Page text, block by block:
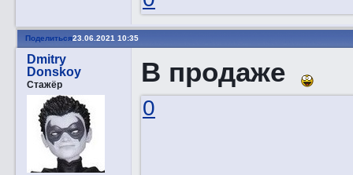
Поделиться23.06.2021 10:35
Dmitry
Donskoy
Стажёр В продаже
0